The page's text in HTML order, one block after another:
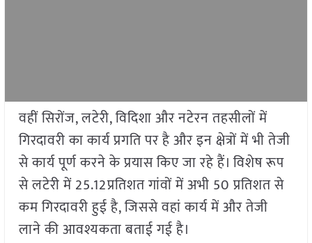
वहीं सिरोंज, लटेरी, विदिशा और नटेरन तहसीलों में
गिरदावरी का कार्य प्रगति पर है और इन क्षेत्रों में भी तेजी
से कार्य पूर्ण करने के प्रयास किए जा रहे हैं। विशेष रूप
से लटेरी में 25.12प्रतिशत गांवों में अभी 50 प्रतिशत से
कम गिरदावरी हुई है, जिससे वहां कार्य में और तेजी
लाने की आवश्यकता बताई गई है।